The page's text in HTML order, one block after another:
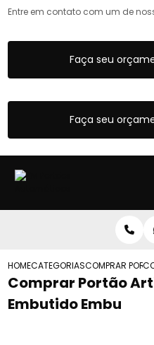
Entre em contato com um de
Faça seu
Faça seu
HOMECATEGORIASCOMPRAR
Comprar Portão
Embutido Embu